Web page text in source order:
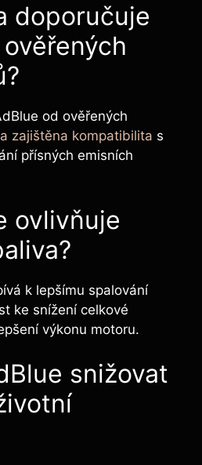
doporučuje
od ověřených
zajištěna kompatibilita s
přísných emisních
ovlivňuje
k lepšímu spalování
ke snížení celkové
výkonu motoru.
snižovat